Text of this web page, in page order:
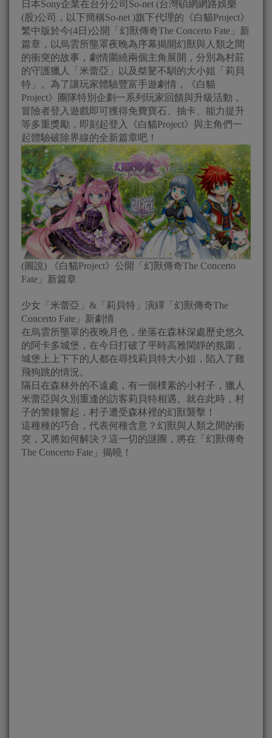
日本Sony企業在台分公司So-net (台灣碩網網路娛樂
(股)公司，以下簡稱So-net )旗下代理的《白貓Project》
繁中版於今(4日)公開「幻獸傳奇The Concerto Fate」新
篇章，以烏雲所壟罩夜晚為序幕揭開幻獸與人類之間
的衝突的故事，劇情圍繞兩個主角展開，分別為村莊
的守護獵人「米蕾亞」以及桀驁不馴的大小姐「莉貝
特」。為了讓玩家體驗豐富手遊劇情，《白貓
Project》團隊特別企劃一系列玩家回饋與升級活動，
冒險者登入遊戲即可獲得免費寶石、抽卡、能力提升
等多重獎勵，即刻起登入《白貓Project》與主角們一
起體驗破除界線的全新篇章吧！
(圖說) 《白貓Project》公開「幻獸傳奇The Concerto
Fate」新篇章
少女「米蕾亞」&「莉貝特」演繹「幻獸傳奇The
Concerto Fate」新劇情
在烏雲所壟罩的夜晚月色，坐落在森林深處歷史悠久
的阿卡多城堡，在今日打破了平時高雅閑靜的氛圍，
城堡上上下下的人都在尋找莉貝特大小姐，陷入了雞
飛狗跳的情況。
隔日在森林外的不遠處，有一個樸素的小村子，獵人
米蕾亞與久別重逢的訪客莉貝特相遇。就在此時，村
子的警鐘響起，村子遭受森林裡的幻獸襲擊！
這種種的巧合，代表何種含意？幻獸與人類之間的衝
突，又將如何解決？這一切的謎團，將在「幻獸傳奇
The Concerto Fate」揭曉！